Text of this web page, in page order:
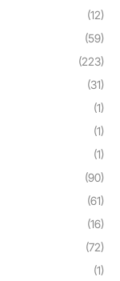
(12)
(59)
(223)
(31)
(1)
(1)
(1)
(90)
(61)
(16)
(72)
(1)